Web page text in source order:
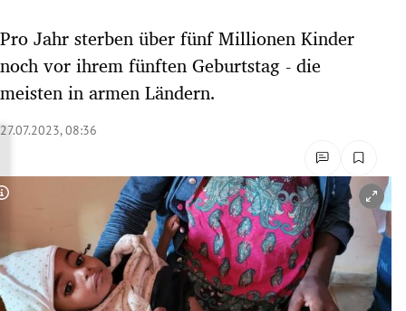
Untermenü
Untermenü
Untermenü
Untermenü
Pro Jahr sterben über fünf Millionen Kinder
noch vor ihrem fünften Geburtstag - die
meisten in armen Ländern.
27.07.2023, 08:36
Copyright-Hinweis öffnen/schließen